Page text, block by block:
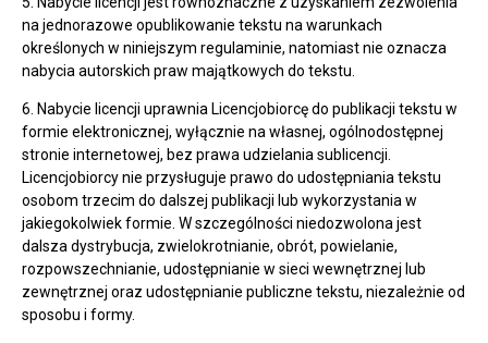
na jednorazowe opublikowanie tekstu na warunkach
określonych w niniejszym regulaminie, natomiast nie oznacza
nabycia autorskich praw majątkowych do tekstu.
6. Nabycie licencji uprawnia Licencjobiorcę do publikacji tekstu w
formie elektronicznej, wyłącznie na własnej, ogólnodostępnej
stronie internetowej, bez prawa udzielania sublicencji.
Licencjobiorcy nie przysługuje prawo do udostępniania tekstu
osobom trzecim do dalszej publikacji lub wykorzystania w
jakiegokolwiek formie. W szczególności niedozwolona jest
dalsza dystrybucja, zwielokrotnianie, obrót, powielanie,
rozpowszechnianie, udostępnianie w sieci wewnętrznej lub
zewnętrznej oraz udostępnianie publiczne tekstu, niezależnie od
sposobu i formy.